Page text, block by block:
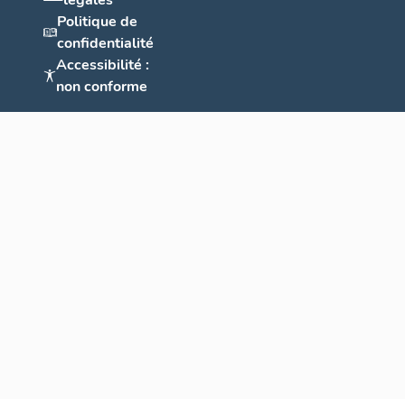
Politique de
confidentialité
Accessibilité :
non conforme